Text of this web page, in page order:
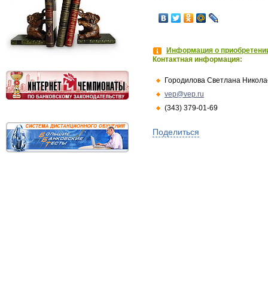
Информация о
Контактная информация:
Городилова Светлана
vep@vep.ru
(343) 379-01-69
Поделиться